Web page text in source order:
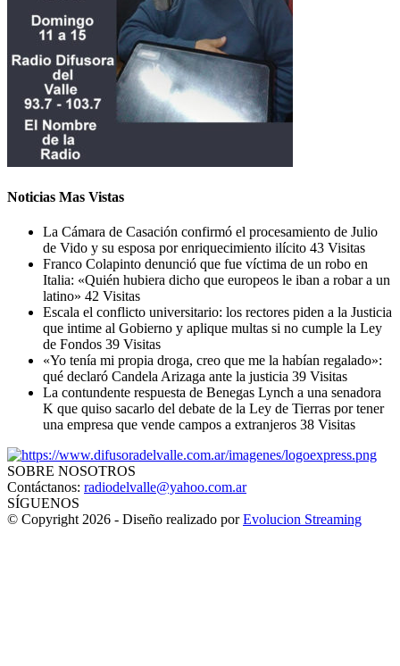
Noticias Mas Vistas
La Cámara de Casación confirmó el procesamiento de Julio
de Vido y su esposa por enriquecimiento ilícito 43 Visitas
Franco Colapinto denunció que fue víctima de un robo en
Italia: «Quién hubiera dicho que europeos le iban a robar a un
latino» 42 Visitas
Escala el conflicto universitario: los rectores piden a la Justicia
que intime al Gobierno y aplique multas si no cumple la Ley
de Fondos 39 Visitas
«Yo tenía mi propia droga, creo que me la habían regalado»:
qué declaró Candela Arizaga ante la justicia 39 Visitas
La contundente respuesta de Benegas Lynch a una senadora
K que quiso sacarlo del debate de la Ley de Tierras por tener
una empresa que vende campos a extranjeros 38 Visitas
SOBRE NOSOTROS
Contáctanos: radiodelvalle@yahoo.com.ar
SÍGUENOS
© Copyright 2026 - Diseño realizado porEvolucion Streaming